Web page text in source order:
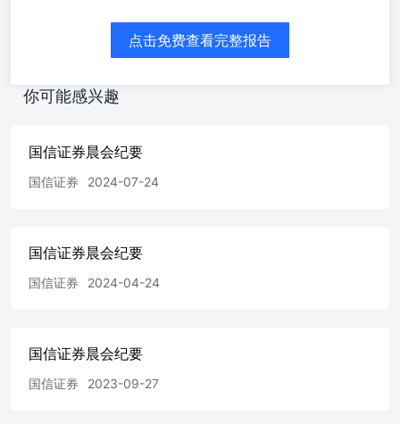
（点） 2918.81 9256.28 3347.45 10332.63 2464.72 837.22 涨
跌幅度（%） 0.13 0.37 0.30 0.18 0.13 -0.72 成交金额（亿
报-国信宏观扩散指数再次明显上升宏观周报:货币政策与流
外跟踪系列三十六-耐克二季度库存同比下降14%，下调全
年收入指引 互联网行业周报:人工智能周报（23年第51周）-
粮液减量政策顺利落地，当前白酒板块可适度乐观 家电行
2023 年销额增长16% 新澳股份(603889.SH)深度报告:高端毛
模 证券研究报告|2023年12月26日 资料来源：Wind、国信证
券经济研究所整理 主要市场指数12月26日 收盘指数涨跌
幅% 道琼斯33597.920 纳斯达克10961.46-0.48
点击免费查看完整报告
你可能感兴趣
国信证券晨会纪要
国信证券 2024-07-24
国信证券晨会纪要
国信证券 2024-04-24
国信证券晨会纪要
国信证券 2023-09-27